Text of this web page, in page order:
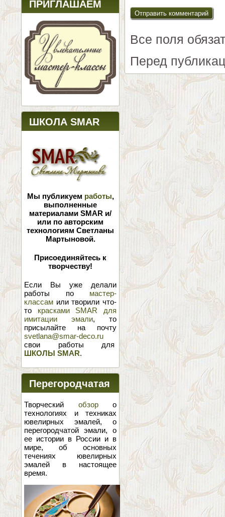
ПРИГЛАШАЕМ
ШКОЛА SMAR
Мы публикуем работы,
выполненные
материалами SMAR и/
или по авторским
технологиям Светланы
Мартыновой.
Присоединяйтесь к
творчеству!
Если Вы уже делали
работы по мастер-
классам или творили что-
то красками SMAR для
имитации эмали, то
присылайте на почту
svetlana@smar-deco.ru
свои работы для
ШКОЛЫ SMAR.
Перегородчатая
эмаль
Творческий обзоро
технологиях и техниках
ювелирных эмалей, о
перегородчатой эмали, о
ее истории в России и в
мире, об основных
течениях ювелирных
эмалей в настоящее
время.
Все поля
Перед